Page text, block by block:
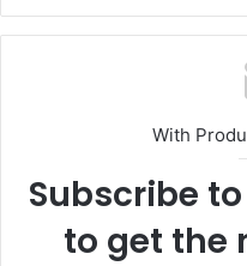
With
Subscribe
to get the